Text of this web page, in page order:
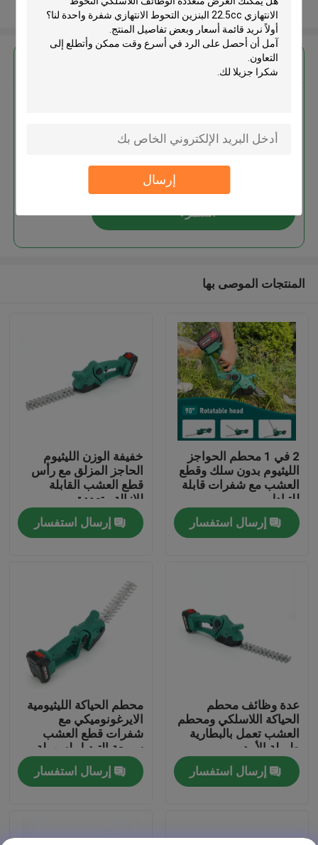
إرسال
المنزل
المنتجات
فيديوهات
عرض المصنع
اتصل بنا
اطلب اقتباس
بالمنشار البنزين
منشار كهربائي
عرض المزيد
احصل على افضل سعر ل
الانتهازي شفرة واحدة
استمر
المنتجات الموصى بها
2 في 1 محطم الحواجز
الليثيوم بدون سلك وقطع
العشب مع شفرات قابلة
للتبادل
إرسال استفسار
خفيفة الوزن الليثيوم
الحاجز المزلق مع رأس
قطع العشب القابلة
للإزالة متعددة
الاستخدامات
إرسال استفسار
عدة وظائف محطم
الحياكة اللاسلكي ومحطم
العشب تعمل بالبطارية
طويلة الأمد
إرسال استفسار
محطم الحياكة الليثيومية
الايرغونوميكي مع
شفرات قطع العشب
سريعة التبديل لسهولة
البستنة
إرسال استفسار